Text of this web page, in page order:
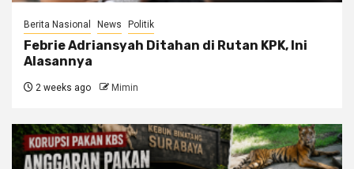
Berita Nasional News Politik
Febrie Adriansyah Ditahan di Rutan KPK, Ini
Alasannya
2 weeks ago Mimin